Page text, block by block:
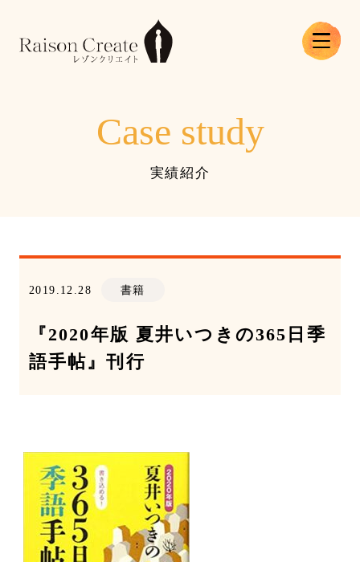
Case study
実績紹介
2019.12.28 書籍
『2020年版 夏井いつきの365日季
語手帖』刊行